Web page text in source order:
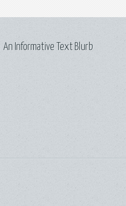
An Informative Text Blurb